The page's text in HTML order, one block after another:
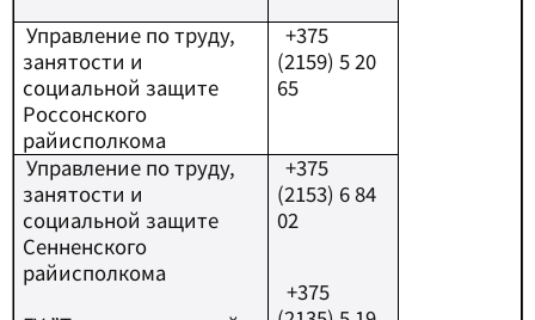
Управление по труду,
занятости и
социальной защите
Россонского
райисполкома
+375
(2159) 5 20
65
Управление по труду,
занятости и
социальной защите
Сенненского
райисполкома
+375
(2153) 6 84
02
+375